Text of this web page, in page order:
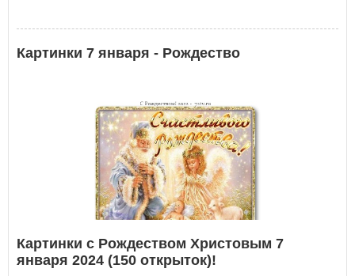
Картинки 7 января - Рождество
Картинки с Рождеством Христовым 7
января 2024 (150 открыток)!